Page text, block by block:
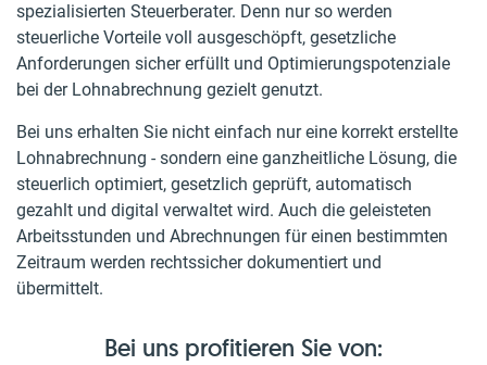
spezialisierten Steuerberater. Denn nur so werden
steuerliche Vorteile voll ausgeschöpft, gesetzliche
Anforderungen sicher erfüllt und Optimierungspotenziale
bei der Lohnabrechnung gezielt genutzt.
Bei uns erhalten Sie nicht einfach nur eine korrekt erstellte
Lohnabrechnung - sondern eine ganzheitliche Lösung, die
steuerlich optimiert, gesetzlich geprüft, automatisch
gezahlt und digital verwaltet wird. Auch die geleisteten
Arbeitsstunden und Abrechnungen für einen bestimmten
Zeitraum werden rechtssicher dokumentiert und
übermittelt.
Bei uns profitieren Sie von: